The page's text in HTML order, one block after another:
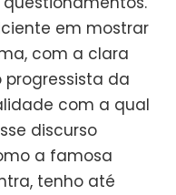
em mostrar
com a clara
da
com a qual
discurso
a famosa
tenho até